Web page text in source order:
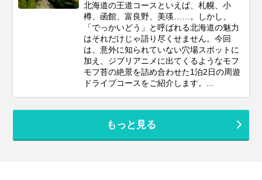
北海道の王道コースといえば、札幌、小
樽、函館、富良野、美瑛……。しかし、
「でっかいどう」と呼ばれる北海道の魅力
はそれだけじゃ語り尽くせません。今回
は、意外に知られていない穴場スポットに
加え、ジブリアニメに出てくるようなモフ
モフ苔の絶景を詰め合わせた1泊2日の周遊
ドライブコースをご紹介します。...
もっと見る